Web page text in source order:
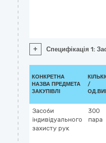
+ Специфікація 1:
КОНКРЕТНА
НАЗВА ПРЕДМЕТА
ЗАКУПІВЛІ
/
Засоби
індивідуального
захисту рук
300
пара